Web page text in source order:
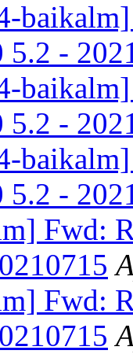
5.2 -
5.2 -
5.2 -
Fwd:
Fwd: